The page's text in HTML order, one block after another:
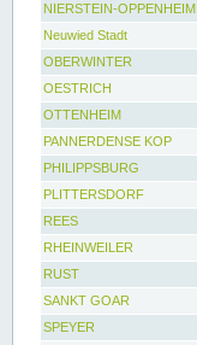
NIERSTEIN-OPPENHEIM
Neuwied Stadt
OBERWINTER
OESTRICH
OTTENHEIM
PANNERDENSE KOP
PHILIPPSBURG
PLITTERSDORF
REES
RHEINWEILER
RUST
SANKT GOAR
SPEYER